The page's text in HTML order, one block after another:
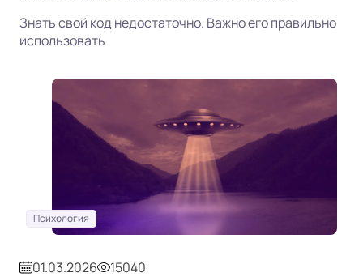
Знать свой код недостаточно. Важно его правильно
использовать
Психология
01.03.2026 15040